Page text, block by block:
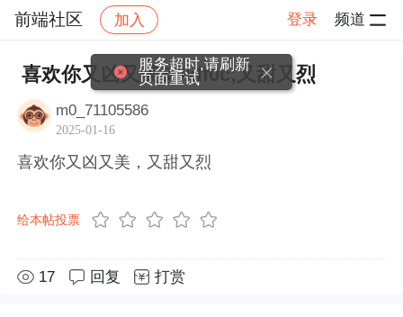
前端社区 加入 登录 频道
社区 前端社区 感慨 帖子详情
喜欢你又凶又美&#xff0c;又甜又烈
m0_71105586
2025-01-16
喜欢你又凶又美，又甜又烈
给本帖投票
17 回复 打赏
服务超时,请刷新
页面重试